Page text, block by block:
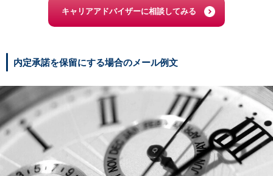
キャリアアドバイザーに相談してみる
内定承諾を保留にする場合のメール例文